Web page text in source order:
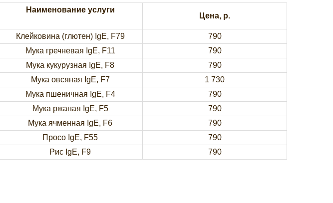
Наименование услуги
Цена, р.
Клейковина (глютен) IgE, F79
790
Мука гречневая IgE, F11
790
Мука кукурузная IgE, F8
790
Мука овсяная IgE, F7
1 730
Мука пшеничная IgE, F4
790
Мука ржаная IgE, F5
790
Мука ячменная IgE, F6
790
Просо IgE, F55
790
Рис IgE, F9 790